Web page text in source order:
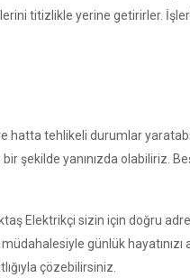
titizlikle yerine getirirler.
tehlikeli durumlar
şekilde yanınızda olabiliriz.
Elektrikçi sizin için doğru
günlük
çözebilirsiniz.